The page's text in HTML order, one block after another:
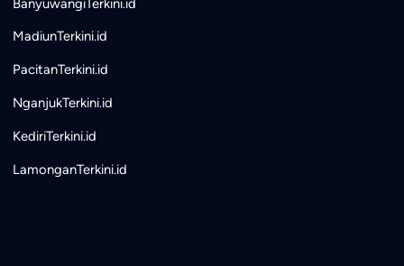
BanyuwangiTerkini.id
MadiunTerkini.id
PacitanTerkini.id
NganjukTerkini.id
KediriTerkini.id
LamonganTerkini.id